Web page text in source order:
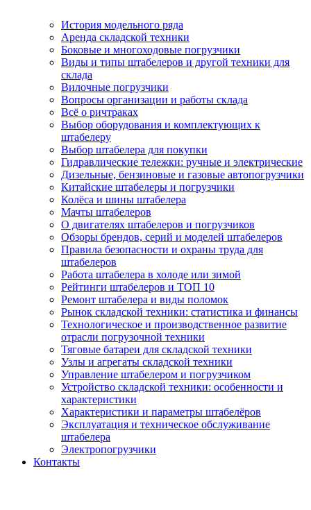
История модельного ряда
Аренда складской техники
Боковые и многоходовые погрузчики
Виды и типы штабелеров и другой техники для
склада
Вилочные погрузчики
Вопросы организации и работы склада
Всё о ричтраках
Выбор оборудования и комплектующих к
штабелеру
Выбор штабелера для покупки
Гидравлические тележки: ручные и электрические
Дизельные, бензиновые и газовые автопогрузчики
Китайские штабелеры и погрузчики
Колёса и шины штабелера
Мачты штабелеров
О двигателях штабелеров и погрузчиков
Обзоры брендов, серий и моделей штабелеров
Правила безопасности и охраны труда для
штабелеров
Работа штабелера в холоде или зимой
Рейтинги штабелеров и ТОП 10
Ремонт штабелера и виды поломок
Рынок складской техники: статистика и финансы
Технологическое и производственное развитие
отрасли погрузочной техники
Тяговые батареи для складской техники
Узлы и агрегаты складской техники
Управление штабелером и погрузчиком
Устройство складской техники: особенности и
характеристики
Характеристики и параметры штабелёров
Эксплуатация и техническое обслуживание
штабелера
Электропогрузчики
Контакты